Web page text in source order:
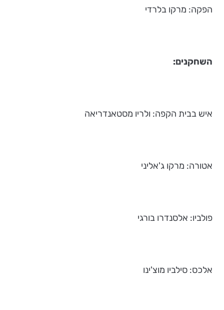
הפקה: מרקו בלרדי
השחקנים:
איש בבית הקפה: ולריו מסטאנדריאה
אטורה: מרקו ג'אליני
פולביו: אלסנדרו בורגי
אלכס: סילביו מוצ'ינו